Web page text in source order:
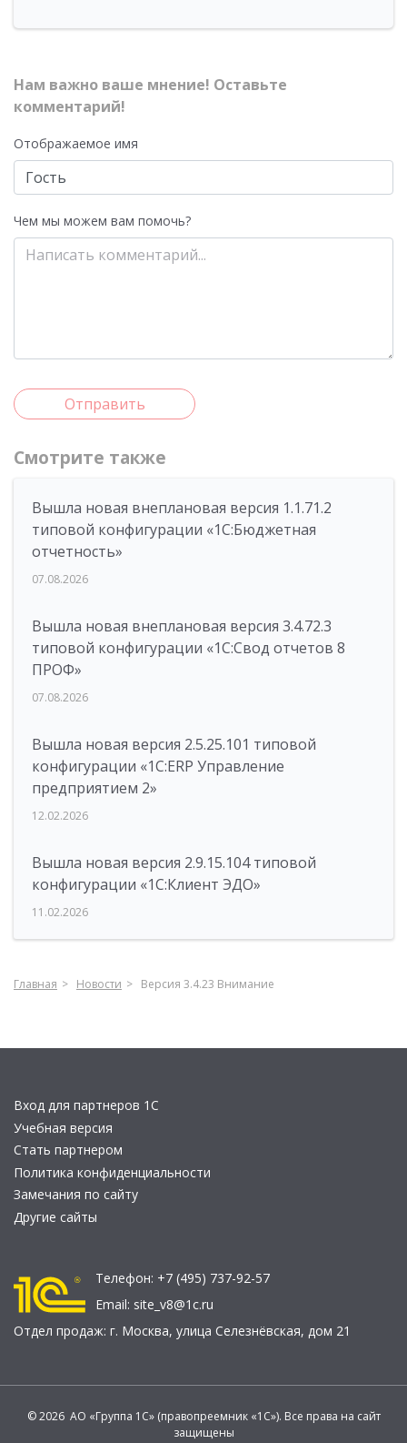
Нам важно ваше мнение! Оставьте
комментарий!
Отображаемое имя
Чем мы можем вам помочь?
Отправить
Смотрите также
Вышла новая внеплановая версия 1.1.71.2
типовой конфигурации «1C:Бюджетная
отчетность»
07.08.2026
Вышла новая внеплановая версия 3.4.72.3
типовой конфигурации «1C:Свод отчетов 8
ПРОФ»
07.08.2026
Вышла новая версия 2.5.25.101 типовой
конфигурации «1С:ERP Управление
предприятием 2»
12.02.2026
Вышла новая версия 2.9.15.104 типовой
конфигурации «1С:Клиент ЭДО»
11.02.2026
Главная Новости Версия 3.4.23 Внимание
Вход для партнеров 1С
Учебная версия
Стать партнером
Политика конфиденциальности
Замечания по сайту
Другие сайты
Телефон: +7 (495) 737-92-57
Email: site_v8@1c.ru
Отдел продаж: г. Москва, улица Селезнёвская, дом 21
© 2026 АО «Группа 1С» (правопреемник «1С»). Все права на сайт
защищены